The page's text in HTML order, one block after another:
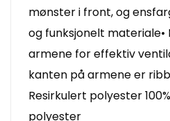
mønster i front, og
og funksjonelt materiale•
armene for effektiv
kanten på armene er
Resirkulert polyester
polyester